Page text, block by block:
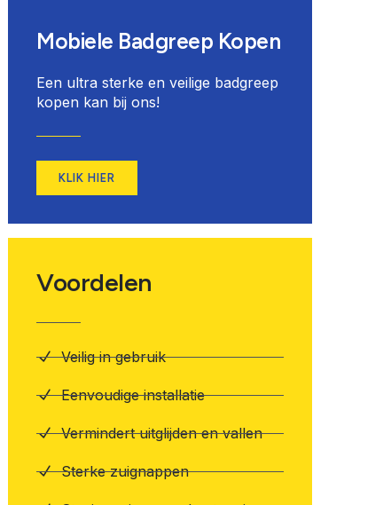
Mobiele Badgreep Kopen
Een ultra sterke en veilige badgreep
kopen kan bij ons!
KLIK HIER
Voordelen
Veilig in gebruik
Eenvoudige installatie
Vermindert uitglijden en vallen
Sterke zuignappen